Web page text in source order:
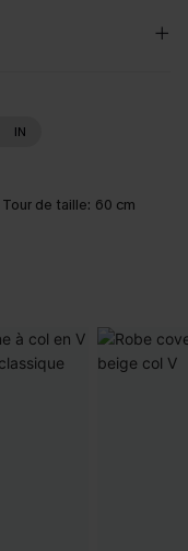
IN
Tour de taille: 60 cm